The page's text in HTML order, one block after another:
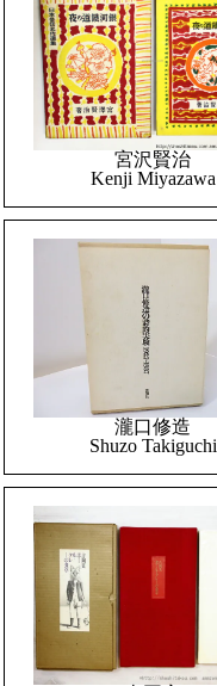
宮沢賢治
Kenji Miyazawa
瀧口修造
Shuzo Takiguchi